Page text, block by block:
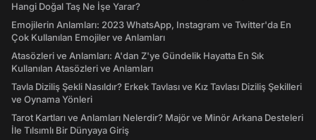
Hangi Doğal Taş Ne İşe Yarar?
Emojilerin Anlamları: 2023 WhatsApp, Instagram ve Twitter'da En
Çok Kullanılan Emojiler ve Anlamları
Atasözleri ve Anlamları: A'dan Z'ye Gündelik Hayatta En Sık
Kullanılan Atasözleri ve Anlamları
Tavla Diziliş Şekli Nasıldır? Erkek Tavlası ve Kız Tavlası Diziliş Şekilleri
ve Oynama Yönleri
Tarot Kartları ve Anlamları Nelerdir? Majör ve Minör Arkana Desteleri
İle Tılsımlı Bir Dünyaya Giriş